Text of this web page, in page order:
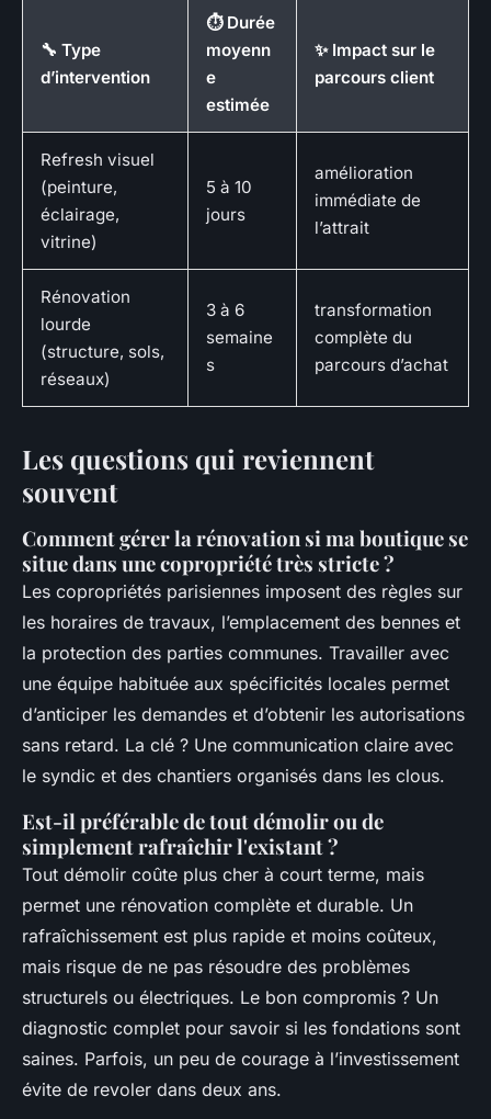
🔧 Type
d’intervention
⏱️ Durée
moyenn
e
estimée
✨ Impact sur le
parcours client
Refresh visuel
(peinture,
éclairage,
vitrine)
5 à 10
jours
amélioration
immédiate de
l’attrait
Rénovation
lourde
(structure, sols,
réseaux)
3 à 6
semaine
s
transformation
complète du
parcours d’achat
Les questions qui reviennent
souvent
Comment gérer la rénovation si ma boutique se
situe dans une copropriété très stricte ?
Les copropriétés parisiennes imposent des règles sur
les horaires de travaux, l’emplacement des bennes et
la protection des parties communes. Travailler avec
une équipe habituée aux spécificités locales permet
d’anticiper les demandes et d’obtenir les autorisations
sans retard. La clé ? Une communication claire avec
le syndic et des chantiers organisés dans les clous.
Est-il préférable de tout démolir ou de
simplement rafraîchir l'existant ?
Tout démolir coûte plus cher à court terme, mais
permet une rénovation complète et durable. Un
rafraîchissement est plus rapide et moins coûteux,
mais risque de ne pas résoudre des problèmes
structurels ou électriques. Le bon compromis ? Un
diagnostic complet pour savoir si les fondations sont
saines. Parfois, un peu de courage à l’investissement
évite de revoler dans deux ans.